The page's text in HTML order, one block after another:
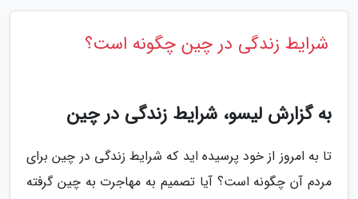
شرایط زندگی در چین چگونه است؟
به گزارش لیسو، شرایط زندگی در چین
تا به امروز از خود پرسیده اید که شرایط زندگی در چین برای
مردم آن چگونه است؟ آیا تصمیم به مهاجرت به چین گرفته